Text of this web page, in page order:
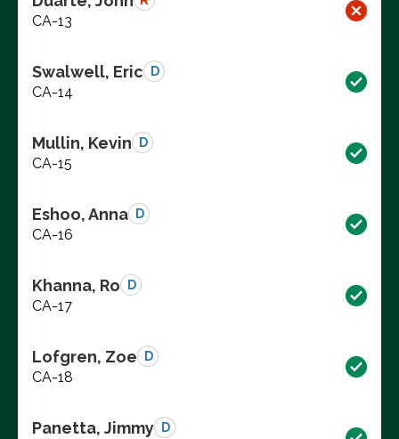
CA-13
Swalwell, Eric D
CA-14
Mullin, Kevin D
CA-15
Eshoo, Anna D
CA-16
Khanna, Ro D
CA-17
Lofgren, Zoe D
CA-18
Panetta, Jimmy D